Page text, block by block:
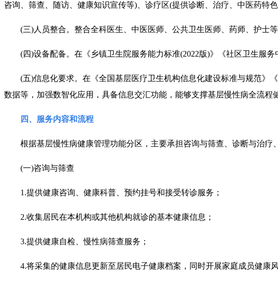
咨询、筛查、随访、健康知识宣传等)、诊疗区(提供诊断、治疗、中医药特色
(三)人员整合。整合全科医生、中医医师、公共卫生医师、药师、护士等
(四)设备配备。在《乡镇卫生院服务能力标准(2022版)》《社区卫生服
(五)信息化要求。在《全国基层医疗卫生机构信息化建设标准与规范》
数据等，加强数智化应用，具备信息交汇功能，能够支撑基层慢性病全流程
四、服务内容和流程
根据基层慢性病健康管理功能分区，主要承担咨询与筛查、诊断与治疗
(一)咨询与筛查
1.提供健康咨询、健康科普、预约挂号和接受转诊服务；
2.收集居民在本机构或其他机构就诊的基本健康信息；
3.提供健康自检、慢性病筛查服务；
4.将采集的健康信息更新至居民电子健康档案，同时开展家庭成员健康风